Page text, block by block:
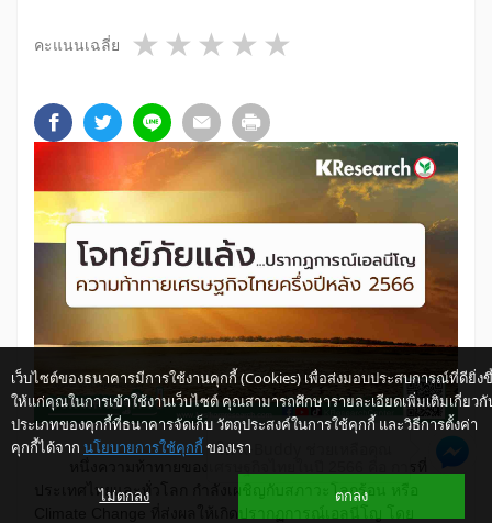
คะแนนเฉลี่ย 4 stars
3 stars
2 stars
1 star
ประเทศไทยและทั่วโลก กำลังเผชิญกับสภาวะโลกร้อน หรือ
เว็บไซต์ของธนาคารมีการใช้งานคุกกี้ (Cookies) เพื่อส่งมอบประสบการณ์ที่ดียิ่ง
ให้แก่คุณในการเข้าใช้งานเว็บไซต์ คุณสามารถศึกษารายละเอียดเพิ่มเติมเกี่ยวกั
ประเภทของคุกกี้ที่ธนาคารจัดเก็บ วัตถุประสงค์ในการใช้คุกกี้ และวิธีการตั้งค่า
คุกกี้ได้จาก นโยบายการใช้คุกกี้ ของเรา
ไม่ตกลง ตกลง
ให้ K-Buddy ช่วยเหลือคุณ